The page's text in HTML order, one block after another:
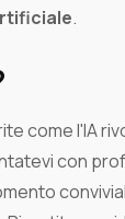
.
come l'IA
con